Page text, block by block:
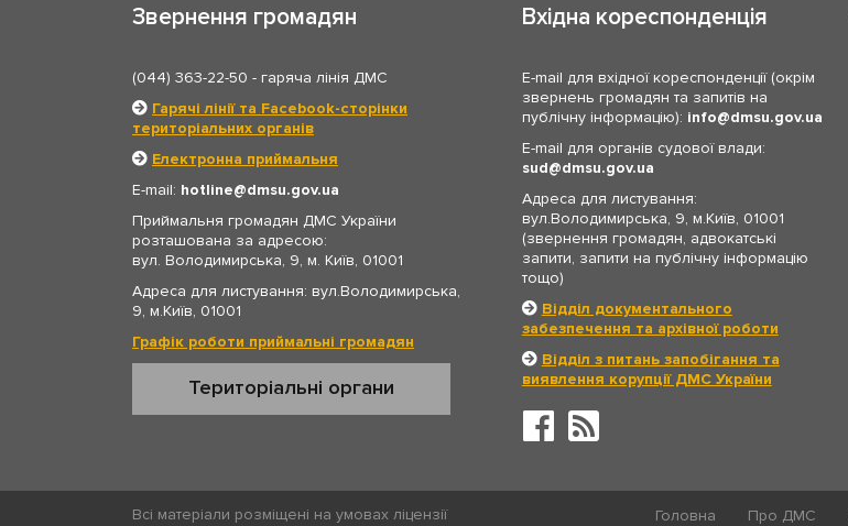
Звернення громадян
(044) 363-22-50 - гаряча лінія ДМС
Гарячі лінії та Facebook-сторінки
територіальних органів
Електронна приймальня
E-mail: hotline
dmsu.gov.ua
Приймальня громадян ДМС України
розташована за адресою:
вул. Володимирська, 9, м. Київ, 01001
Адреса для листування: вул.Володимирська,
9, м.Київ, 01001
Графік роботи приймальні громадян
Територіальні органи
Вхідна кореспонденція
E-mail для вхідної кореспонденції (окрім
звернень громадян та запитів на
публічну інформацію): info
dmsu.gov.ua
E-mail для органів судової влади:
sud
dmsu.gov.ua
Адреса для листування:
вул.Володимирська, 9, м.Київ, 01001
(звернення громадян, адвокатські
запити, запити на публічну інформацію
тощо)
Відділ документального
забезпечення та архівної роботи
Відділ з питань запобігання та
виявлення корупції ДМС України
Головна Про ДМС
Всі матеріали розміщені на умовах ліцензії